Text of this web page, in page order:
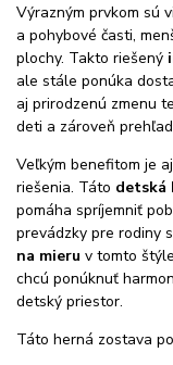
Výrazným prvkom sú
a pohybové časti,
plochy. Takto riešený
ale stále ponúka
aj prirodzenú zmenu
deti a zároveň
Veľkým benefitom je
riešenia. Táto detská
pomáha spríjemniť
prevádzky pre rodiny
na mieru v tomto
chcú ponúknuť
detský priestor.
Táto herná zostava